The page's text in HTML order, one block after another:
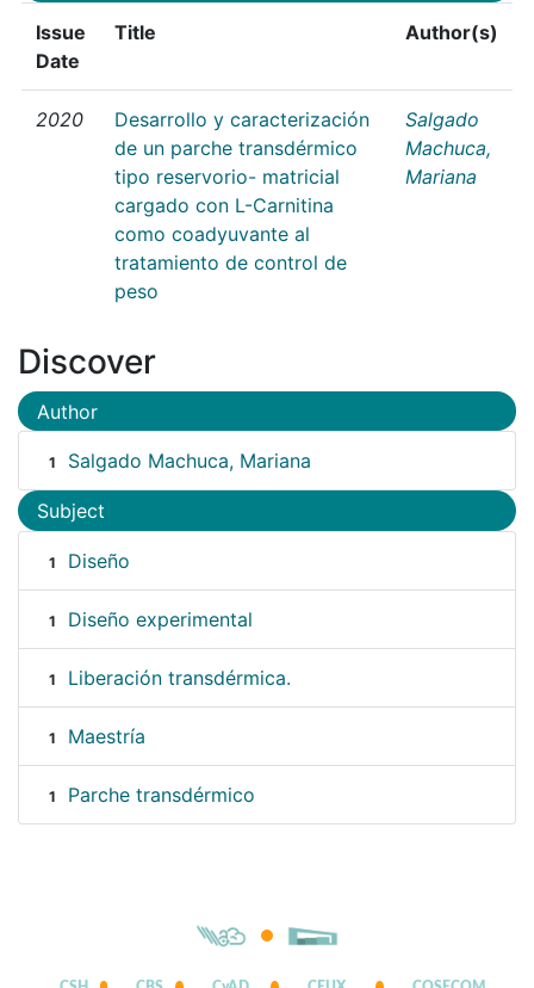
Issue
Date
Title Author(s)
2020
Desarrollo y caracterización
de un parche transdérmico
tipo reservorio- matricial
cargado con L-Carnitina
como coadyuvante al
tratamiento de control de
peso
Salgado
Machuca,
Mariana
Discover
Author
1 Salgado Machuca, Mariana
Subject
1 Diseño
1 Diseño experimental
1 Liberación transdérmica.
1 Maestría
1 Parche transdérmico